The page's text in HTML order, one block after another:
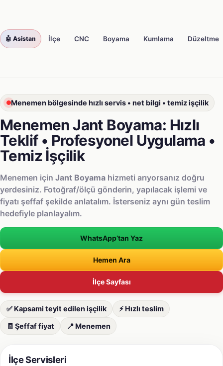
Avrupa Oto Buca
🤖 Asistan İlçe CNC Boyama Kumlama Düzeltme
Menemen bölgesinde hızlı servis • net bilgi • temiz işçilik
Menemen Jant Boyama: Hızlı
Teklif • Profesyonel Uygulama •
Temiz İşçilik
Menemen için Jant Boyama hizmeti arıyorsanız doğru
yerdesiniz. Fotoğraf/ölçü gönderin, yapılacak işlemi ve
fiyatı şeffaf şekilde anlatalım. İsterseniz aynı gün teslim
hedefiyle planlayalım.
WhatsApp’tan Yaz
Hemen Ara
İlçe Sayfası
✅ Kapsami teyit edilen işçilik ⚡ Hızlı teslim
🧾 Şeffaf fiyat 📍 Menemen
İlçe Servisleri